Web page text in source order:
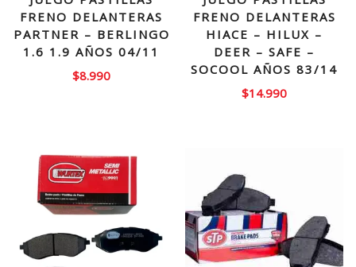
FRENO DELANTERAS
PARTNER – BERLINGO
1.6 1.9 AÑOS 04/11
$8.990
FRENO DELANTERAS
HIACE – HILUX –
DEER – SAFE –
SOCOOL AÑOS 83/14
$14.990